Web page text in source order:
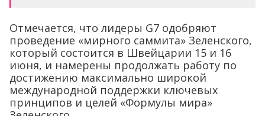
Отмечается, что лидеры G7 одобряют
проведение «мирного саммита» Зеленского,
который состоится в Швейцарии 15 и 16
июня, и намерены продолжать работу по
достижению максимально широкой
международной поддержки ключевых
принципов и целей «Формулы мира»